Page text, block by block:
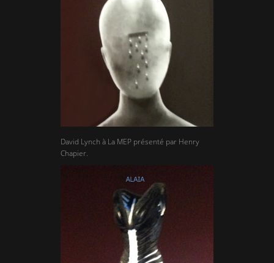
David Lynch à La MEP présenté par Henry
Chapier.